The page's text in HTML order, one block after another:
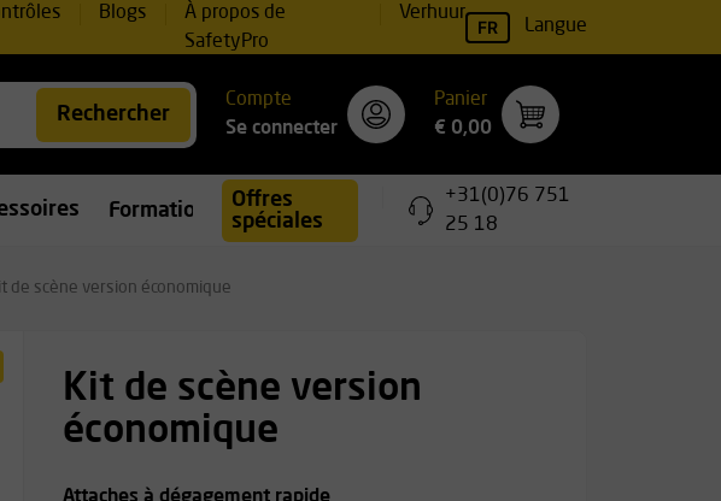
Blogs
À propos de
SafetyPro
Verhuur
FR Langue
Rechercher
Compte
Se connecter
Panier
€ 0,00
Formations
Offres
spéciales
+31(0)76 751
25 18
de scène version économique
Kit de scène version
économique